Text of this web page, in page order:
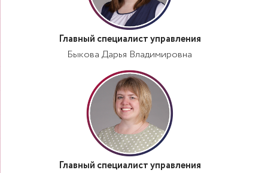
Главный специалист управления
Быкова Дарья Владимировна
Главный специалист управления